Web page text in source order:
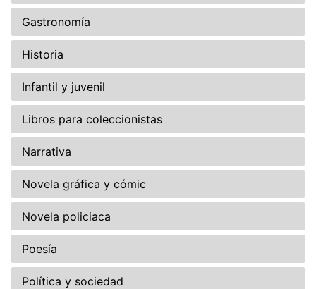
Gastronomía
Historia
Infantil y juvenil
Libros para coleccionistas
Narrativa
Novela gráfica y cómic
Novela policiaca
Poesía
Política y sociedad